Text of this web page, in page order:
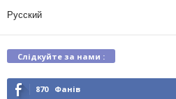
Русский
Слідкуйте за нами :
870 Фанів